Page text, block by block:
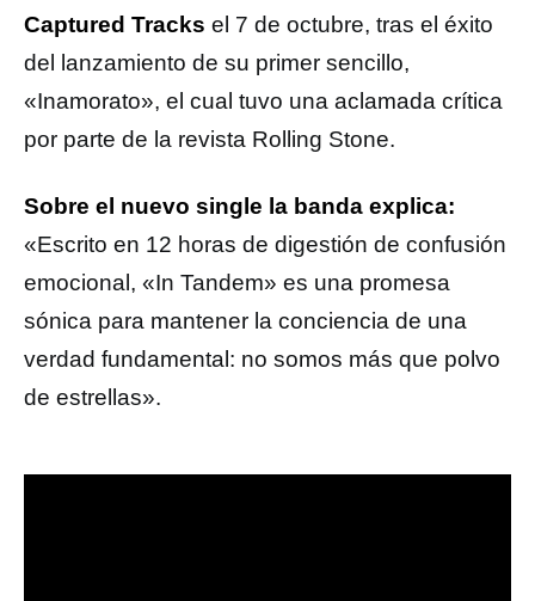
Captured Tracks el 7 de octubre, tras el éxito
del lanzamiento de su primer sencillo,
«Inamorato», el cual tuvo una aclamada crítica
por parte de la revista Rolling Stone.
Sobre el nuevo single la banda explica:
«Escrito en 12 horas de digestión de confusión
emocional, «In Tandem» es una promesa
sónica para mantener la conciencia de una
verdad fundamental: no somos más que polvo
de estrellas».